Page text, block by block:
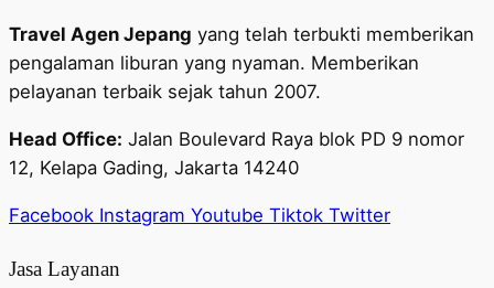
Travel Agen Jepang yang telah terbukti memberikan
pengalaman liburan yang nyaman. Memberikan
pelayanan terbaik sejak tahun 2007.
Head Office: Jalan Boulevard Raya blok PD 9 nomor
12, Kelapa Gading, Jakarta 14240
Facebook Instagram Youtube Tiktok Twitter
Jasa Layanan